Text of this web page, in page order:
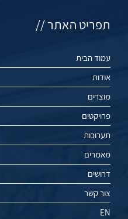
תפריט האתר //
עמוד הבית
אודות
מוצרים
פרויקטים
תערוכות
מאמרים
דרושים
צור קשר
EN